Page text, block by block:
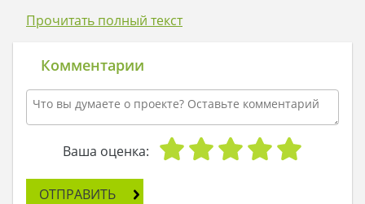
- Согласен! - ответил Волк и они разошлись.
смекалистой, и сразу же отправилась за
готовым проектом дома: решила доверить дело
профессионалам. А Волк решил сам
справляться, и стал что-то там рисовать на листе
бумаги, да только никто из мастеров понять не
мог, что ж там нарисовано.
земляничной поляны, и Лиса сказала:
Прочитать полный текст
Комментарии
Ваша оценка:
ОТПРАВИТЬ